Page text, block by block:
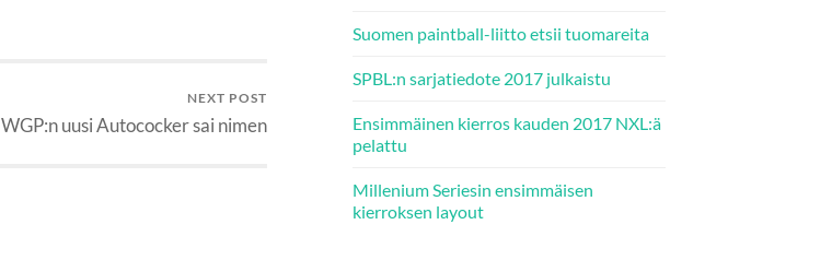
NEXT POST
WGP:n uusi Autococker sai nimen
Suomen paintball-liitto etsii tuomareita
SPBL:n sarjatiedote 2017 julkaistu
Ensimmäinen kierros kauden 2017 NXL:ä
pelattu
Millenium Seriesin ensimmäisen
kierroksen layout